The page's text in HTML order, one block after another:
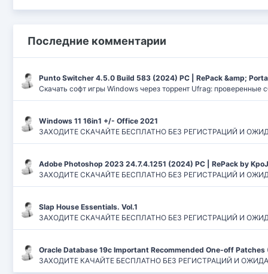
Последние комментарии
Punto Switcher 4.5.0 Build 583 (2024) РС | RePack &amp;
Скачать софт игры Windows через торрент Ufrag: проверенные
Windows 11 16in1 +/- Office 2021
ЗАХОДИТЕ СКАЧАЙТЕ БЕСПЛАТНО БЕЗ РЕГИСТРАЦИЙ И
Adobe Photoshop 2023 24.7.4.1251 (2024) PC | RePack by
ЗАХОДИТЕ СКАЧАЙТЕ БЕСПЛАТНО БЕЗ РЕГИСТРАЦИЙ И
Slap House Essentials. Vol.1
ЗАХОДИТЕ СКАЧАЙТЕ БЕСПЛАТНО БЕЗ РЕГИСТРАЦИЙ И
Oracle Database 19c Important Recommended One-off Patches
ЗАХОДИТЕ КАЧАЙТЕ БЕСПЛАТНО БЕЗ РЕГИСТРАЦИЙ И